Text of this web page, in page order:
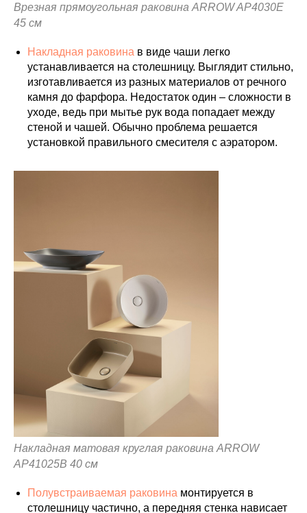
Врезная прямоугольная раковина ARROW AP4030E
45 см
Накладная раковина в виде чаши легко
устанавливается на столешницу. Выглядит стильно,
изготавливается из разных материалов от речного
камня до фарфора. Недостаток один – сложности в
уходе, ведь при мытье рук вода попадает между
стеной и чашей. Обычно проблема решается
установкой правильного смесителя с аэратором.
Накладная матовая круглая раковина ARROW
AP41025B 40 см
Полувстраиваемая раковина монтируется в
столешницу частично, а передняя стенка нависает